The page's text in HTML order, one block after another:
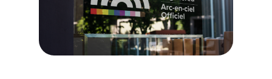
VOIR LE PROFIL